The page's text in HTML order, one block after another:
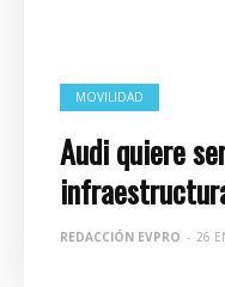
MOVILIDAD
Audi quiere
REDACCIÓN EVPRO - 26